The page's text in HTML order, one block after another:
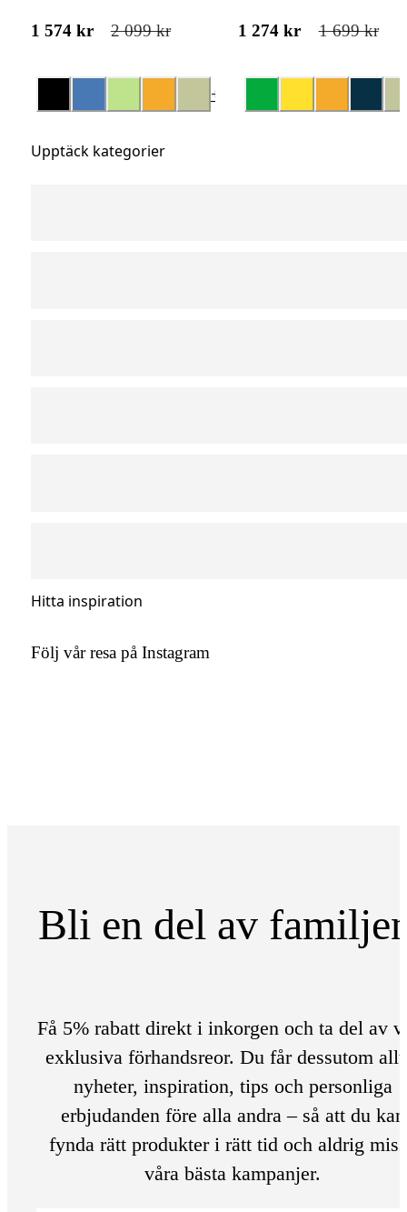
1 574 kr 2 099 kr
+
1 274 kr 1 699 kr
Upptäck kategorier
Hitta inspiration
Följ vår resa på Instagram
Bli en del av
Få 5% rabatt direkt i inkorgen och ta del av
exklusiva förhandsreor. Du får dessutom
nyheter, inspiration, tips och personliga
erbjudanden före alla andra – så att du kan
fynda rätt produkter i rätt tid och aldrig
våra bästa kampanjer.